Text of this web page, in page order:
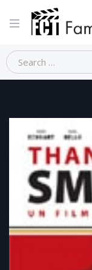
Home Satira